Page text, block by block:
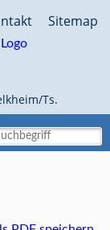
Sitemap
Ts.